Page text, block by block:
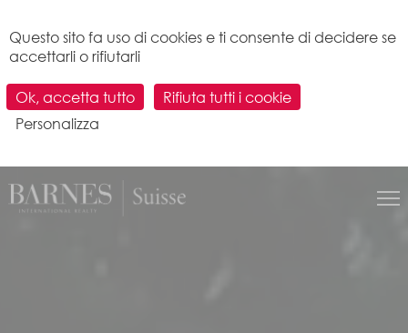
Questo sito fa uso di cookies e ti consente di decidere se
accettarli o rifiutarli
Ok, accetta tutto
Rifiuta tutti i cookie
Personalizza